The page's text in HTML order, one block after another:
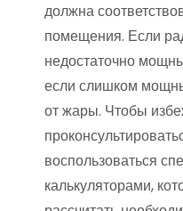
должна
помещения. Если
недостаточно
если слишком
от жары. Чтобы
воспользоваться
калькуляторами,